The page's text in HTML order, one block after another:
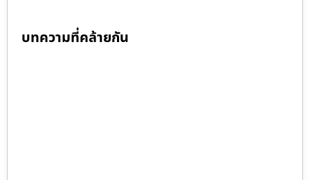
บทความที่คล้ายกัน